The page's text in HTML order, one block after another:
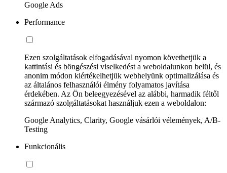
Google Ads
Performance
Ezen szolgáltatások elfogadásával nyomon követhetjük a
kattintási és böngészési viselkedést a weboldalunkon belül, és
anonim módon kiértékelhetjük webhelyünk optimalizálása és
az általános felhasználói élmény folyamatos javítása
érdekében. Az Ön beleegyezésével az alábbi, harmadik féltől
származó szolgáltatásokat használjuk ezen a weboldalon:
Google Analytics, Clarity, Google vásárlói vélemények, A/B-
Testing
Funkcionális